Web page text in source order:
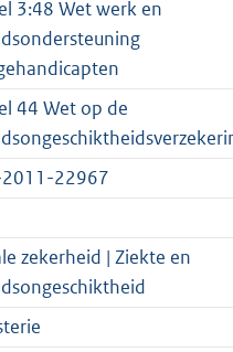
e
:
2
K
b
t
e
:
2
K
b
3:48 Wet werk en
44 Wet op de
22967
zekerheid | Ziekte en